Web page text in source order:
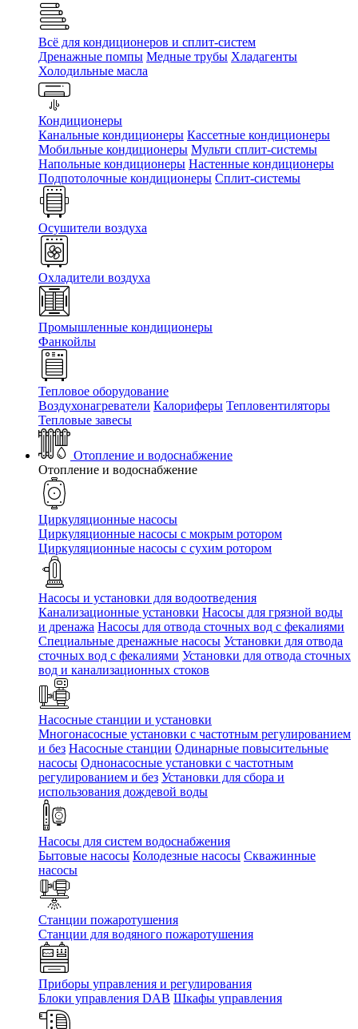
Всё для кондиционеров и сплит-систем
Дренажные помпы Медные трубы Хладагенты
Холодильные масла
Кондиционеры
Канальные кондиционеры Кассетные кондиционеры
Мобильные кондиционеры Мульти сплит-системы
Напольные кондиционеры Настенные кондиционеры
Подпотолочные кондиционеры Сплит-системы
Осушители воздуха
Охладители воздуха
Промышленные кондиционеры
Фанкойлы
Тепловое оборудование
Воздухонагреватели Калориферы Тепловентиляторы
Тепловые завесы
Отопление и водоснабжение
Отопление и водоснабжение
Циркуляционные насосы
Циркуляционные насосы с мокрым ротором
Циркуляционные насосы с сухим ротором
Насосы и установки для водоотведения
Канализационные установки Насосы для грязной воды
и дренажа Насосы для отвода сточных вод c фекалиями
Специальные дренажные насосы Установки для отвода
сточных вод c фекалиями Установки для отвода сточных
вод и канализационных стоков
Насосные станции и установки
Многонасосные установки с частотным регулированием
и без Насосные станции Одинарные повысительные
насосы Однонасосные установки с частотным
регулированием и без Установки для сбора и
использования дождевой воды
Насосы для систем водоснабжения
Бытовые насосы Колодезные насосы Скважинные
насосы
Станции пожаротушения
Станции для водяного пожаротушения
Приборы управления и регулирования
Блоки управления DAB Шкафы управления